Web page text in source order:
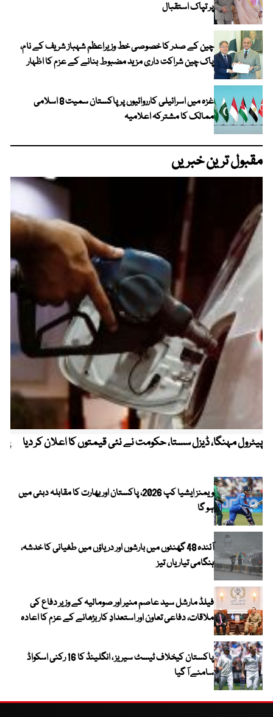
پر تپاک استقبال
چین کے صدر کا خصوصی خط وزیراعظم شہباز شریف کے نام،
پاک چین شراکت داری مزید مضبوط بنانے کے عزم کا اظہار
غزہ میں اسرائیلی کارروائیوں پر پاکستان سمیت 8 اسلامی
ممالک کا مشترکہ اعلامیہ
مقبول ترین خبریں
پیٹرول مہنگا، ڈیزل سستا، حکومت نے نئی قیمتوں کا اعلان کر دیا
ویمنز ایشیا کپ 2026، پاکستان اور بھارت کا مقابلہ دبئی میں
ہو گا
آئندہ 48 گھنٹوں میں بارشوں اور دریاؤں میں طغیانی کا خدشہ،
ہنگامی تیاریاں تیز
فیلڈ مارشل سید عاصم منیر اور صومالیہ کے وزیر دفاع کی
ملاقات، دفاعی تعاون اور استعدادِ کار بڑھانے کے عزم کا اعادہ
پاکستان کیخلاف ٹیسٹ سیریز ، انگلینڈ کا 16 رکنی اسکواڈ
سامنے آ گیا